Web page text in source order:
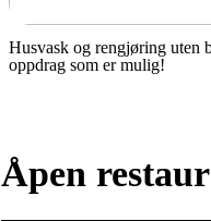
Husvask og rengjøring uten
oppdrag som er mulig!
Åpen